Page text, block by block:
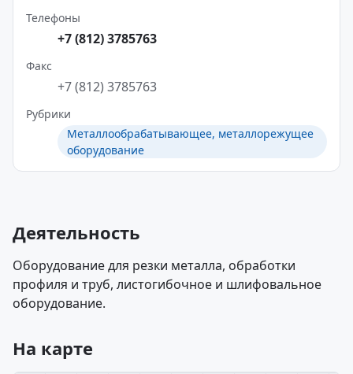
Телефоны
+7 (812) 3785763
Факс
+7 (812) 3785763
Рубрики
Металлообрабатывающее, металлорежущее
оборудование
Деятельность
Оборудование для резки металла, обработки
профиля и труб, листогибочное и шлифовальное
оборудование.
На карте